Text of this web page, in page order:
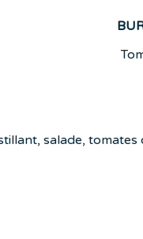
salade, tomates